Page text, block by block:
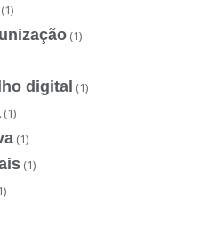
(1)
(1)
digital (1)
(1)
(1)
(1)